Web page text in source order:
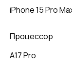
iPhone 15 Pro
Процессор
A17 Pro